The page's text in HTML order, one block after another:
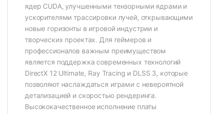
ядер CUDA, улучшенными тензорными ядрами и
ускорителями трассировки лучей, открывающими
новые горизонты в игровой индустрии и
творческих проектах. Для геймеров и
профессионалов важным преимуществом
является поддержка современных технологий
DirectX 12 Ultimate, Ray Tracing и DLSS 3, которые
позволяют наслаждаться играми с невероятной
детализацией и скоростью рендеринга.
Высококачественное исполнение платы